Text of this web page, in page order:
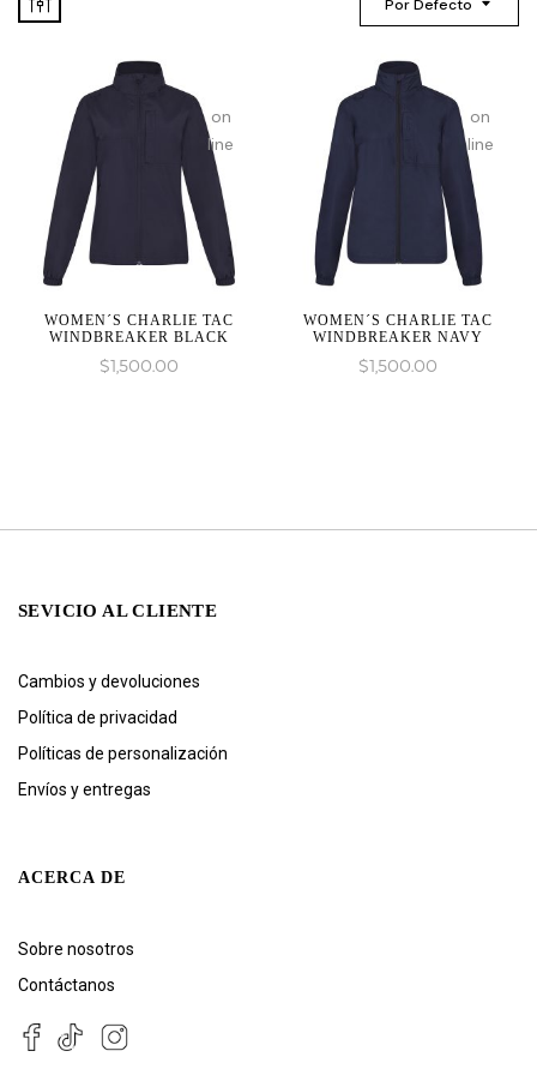
Por Defecto
on
line
WOMEN´S CHARLIE TAC
WINDBREAKER BLACK
$1,500.00
on
line
WOMEN´S CHARLIE TAC
WINDBREAKER NAVY
$1,500.00
SEVICIO AL CLIENTE
Cambios y devoluciones
Política de privacidad
Políticas de personalización
Envíos y entregas
ACERCA DE
Sobre nosotros
Contáctanos